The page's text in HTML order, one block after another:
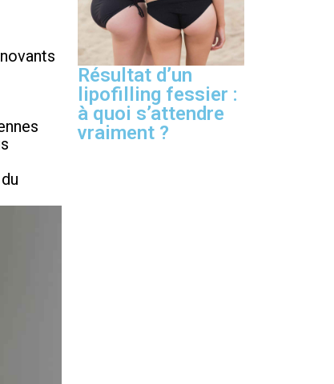
Résultat d’un
lipofilling fessier :
à quoi s’attendre
vraiment ?